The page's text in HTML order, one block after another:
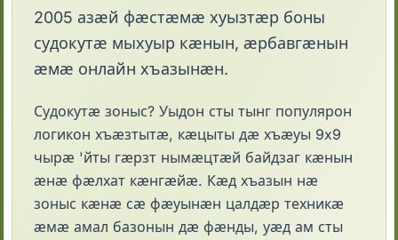
2005 азӕй фӕстӕмӕ хуызтӕр боны
судокутӕ мыхуыр кӕнын, ӕрбавгӕнын
ӕмӕ онлайн хъазынӕн.
Судокутӕ зоныс? Уыдон сты тынг популярон
логикон хъӕзтытӕ, кӕцыты дӕ хъӕуы 9x9
чырӕ 'йты гӕрзт нымӕцтӕй байдзаг кӕнын
ӕнӕ фӕлхат кӕнгӕйӕ. Кӕд хъазын нӕ
зоныс кӕнӕ сӕ фӕуынӕн цалдӕр техникӕ
ӕмӕ амал базонын дӕ фӕнды, уӕд ам сты